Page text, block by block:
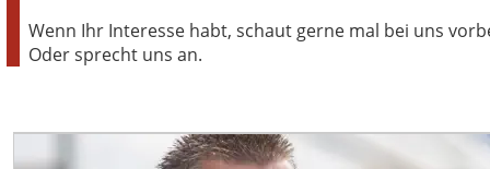
Wenn Ihr Interesse habt, schaut gerne mal bei uns
Oder sprecht uns an.